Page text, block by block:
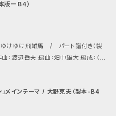
版ーＢ４）
ゆけゆけ飛雄馬 / パート譜付き（製
：渡辺岳夫 編曲：畑中雄大 編成：（ピ
音
」メインテーマ / 大野克夫（製本-B4